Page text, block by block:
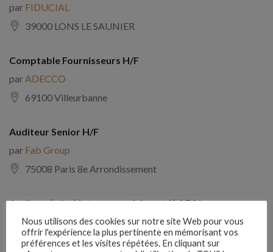
par FIDUCIAL
39000 LONS LE SAUNIER
Comptable Fournisseurs H/F
par ADECCO
69100 Villeurbanne
Auditeur Senior H/F
par Fab Group
75008 Paris 8e Arrondissement
Auditeur(trice) interne expérimenté(e) F/H
parComptabilite Emploi
39130 Châtillon
Nous utilisons des cookies sur notre site Web pour vous
offrir l'expérience la plus pertinente en mémorisant vos
préférences et les visites répétées. En cliquant sur